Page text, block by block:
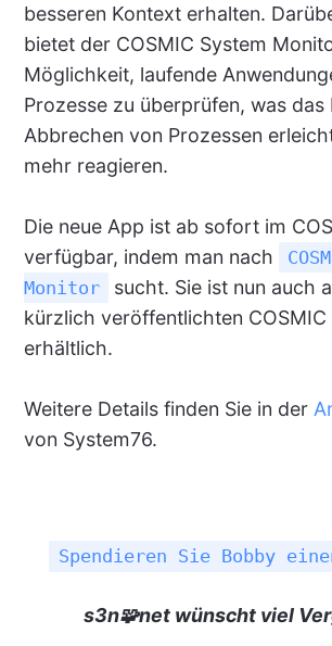
besseren Kontext erhalten.
bietet der COSMIC System
Möglichkeit, laufende
Prozesse zu überprüfen, was das
Abbrechen von Prozessen
mehr reagieren.
Die neue App ist ab sofort im
verfügbar, indem man nach
Monitor
sucht. Sie ist nun auch
kürzlich veröffentlichten COSMIC
erhältlich.
Weitere Details finden Sie in der
von System76.
Spendieren Sie Bobby
s3n🧩net wünscht viel